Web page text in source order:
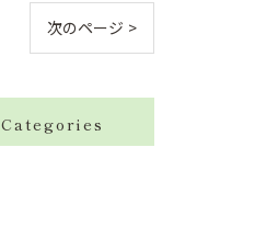
次のページ >
Categories